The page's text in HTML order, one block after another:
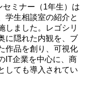
ミナー（1年生）は
学生相談室の紹介と
しました。レゴシリ
に隠れた内観を、ブ
作品を創り、可視化
IT企業を中心に、商
しても導入されてい